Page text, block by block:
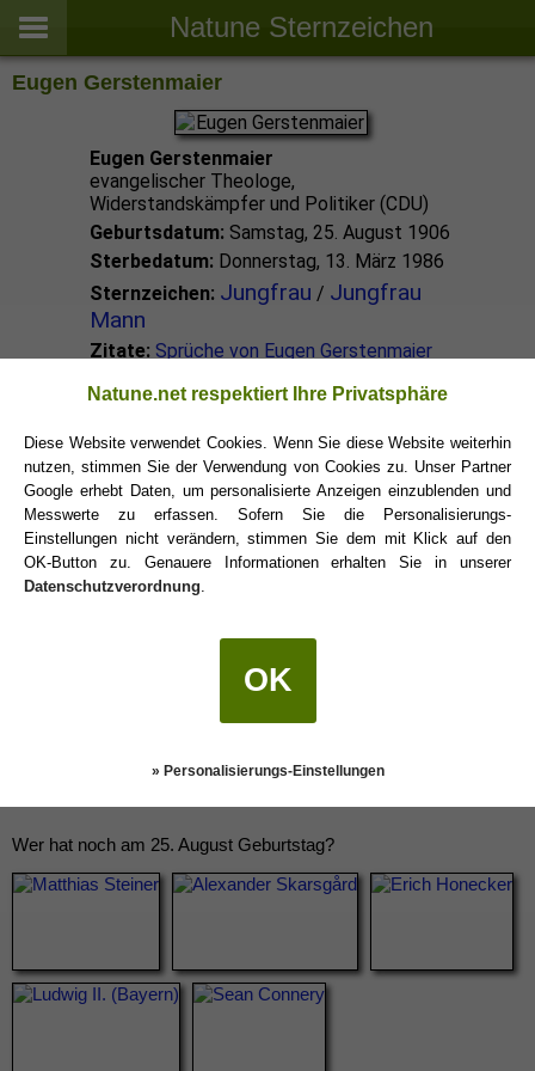
Natune Sternzeichen
Eugen Gerstenmaier
Eugen Gerstenmaier
evangelischer Theologe,
Widerstandskämpfer und Politiker (CDU)
Geburtsdatum: Samstag, 25. August 1906
Sterbedatum: Donnerstag, 13. März 1986
Sternzeichen: Jungfrau / Jungfrau
Mann
Zitate: Sprüche von Eugen Gerstenmaier
Jungfrau Promis
Jungfrau Sternzeichen
Wer hat noch am 25. August Geburtstag?
Natune.net respektiert Ihre Privatsphäre
Diese Website verwendet Cookies. Wenn Sie diese Website weiterhin
nutzen, stimmen Sie der Verwendung von Cookies zu. Unser Partner
Google erhebt Daten, um personalisierte Anzeigen einzublenden und
Messwerte zu erfassen. Sofern Sie die Personalisierungs-
Einstellungen nicht verändern, stimmen Sie dem mit Klick auf den
OK-Button zu. Genauere Informationen erhalten Sie in unserer
Datenschutzverordnung
OK
» Personalisierungs-Einstellungen